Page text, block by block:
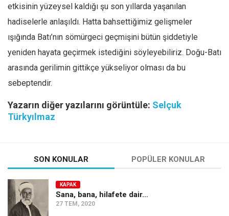
etkisinin yüzeysel kaldığı şu son yıllarda yaşanılan
hadiselerle anlaşıldı. Hatta bahsettiğimiz gelişmeler
ışığında Batı’nın sömürgeci geçmişini bütün şiddetiyle
yeniden hayata geçirmek istediğini söyleyebiliriz. Doğu-Batı
arasında gerilimin gittikçe yükseliyor olması da bu
sebeptendir.
Yazarın diğer yazılarını görüntüle: Selçuk
Türkyılmaz
SON KONULAR POPÜLER KONULAR
KAPAK
Sana, bana, hilafete dair…
27 TEM, 2020